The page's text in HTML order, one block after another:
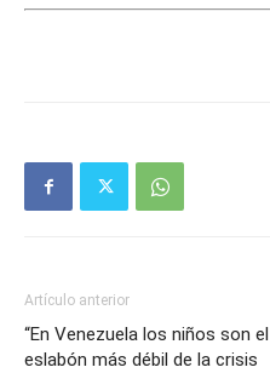
Artículo anterior
“En Venezuela los niños son el
eslabón más débil de la crisis